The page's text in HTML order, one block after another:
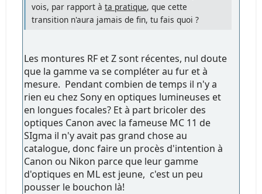
vois, par rapport àta pratique, que cette
transition n'aura jamais de fin, tu fais quoi ?
Les montures RF et Z sont récentes, nul doute
que la gamme va se compléter au fur et à
mesure. Pendant combien de temps il n'y a
rien eu chez Sony en optiques lumineuses et
en longues focales? Et à part bricoler des
optiques Canon avec la fameuse MC 11 de
SIgma il n'y avait pas grand chose au
catalogue, donc faire un procès d'intention à
Canon ou Nikon parce que leur gamme
d'optiques en ML est jeune, c'est un peu
pousser le bouchon là!